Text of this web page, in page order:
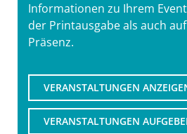
Informationen zu Ihrem
der Printausgabe als auch
Präsenz.
VERANSTALTUNGEN
VERANSTALTUNGEN